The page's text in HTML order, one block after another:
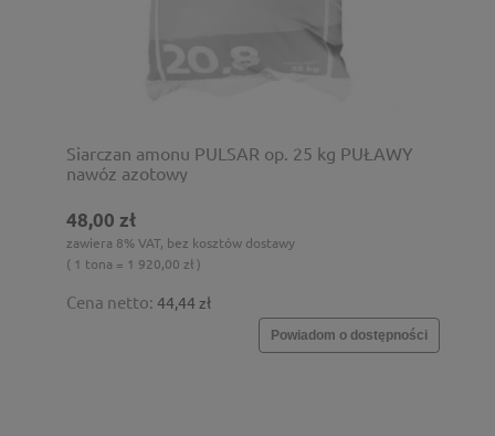
Siarczan amonu PULSAR op. 25 kg PUŁAWY
nawóz azotowy
48,00 zł
zawiera 8% VAT, bez kosztów dostawy
( 1 tona = 1 920,00 zł )
Cena netto: 44,44 zł
Powiadom o dostępności